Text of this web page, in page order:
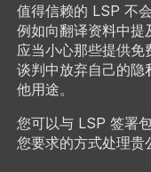
值得信赖的 LSP 不
例如向翻译资料中提
应当小心那些提供
谈判中放弃自己的
他用途。
您可以与 LSP 签署
您要求的方式处理贵